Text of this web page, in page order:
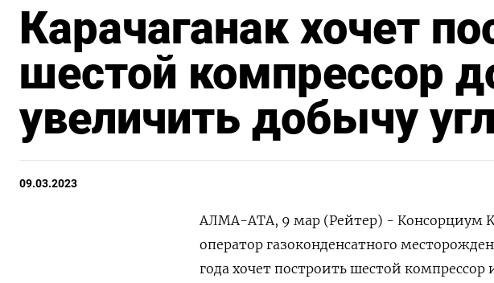
Карачаганак хочет
шестой компрессор
увеличить добычу
09.03.2023
АЛМА-АТА, 9 мар (Рейтер) - Консорциум
оператор газоконденсатного
года хочет построить шестой